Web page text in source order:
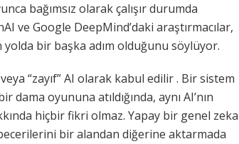
bağımsız olarak çalışır durumda
ve Google DeepMind’daki araştırmacılar,
yolda bir başka adım olduğunu söylüyor.
“zayıf” AI olarak kabul edilir . Bir sistem
oyununa atıldığında, aynı AI’nın
hiçbir fikri olmaz. Yapay bir genel zeka
bir alandan diğerine aktarmada